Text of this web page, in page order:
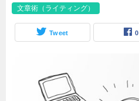
文章術（ライティング）
Tweet 0